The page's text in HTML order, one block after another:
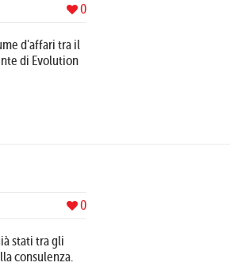
0
d'affari tra il
di Evolution
0
stati tra gli
consulenza.